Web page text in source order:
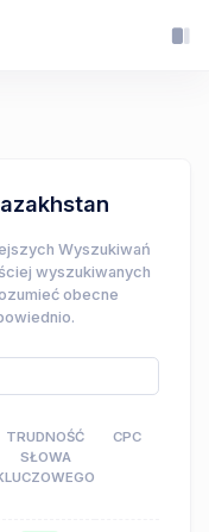
Wyszukiwań
wyszukiwanych
obecne
TRUDNOŚĆ
SŁOWA
CPC